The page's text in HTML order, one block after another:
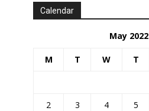
Calendar
May 2022
M T W T
2
3 4 5